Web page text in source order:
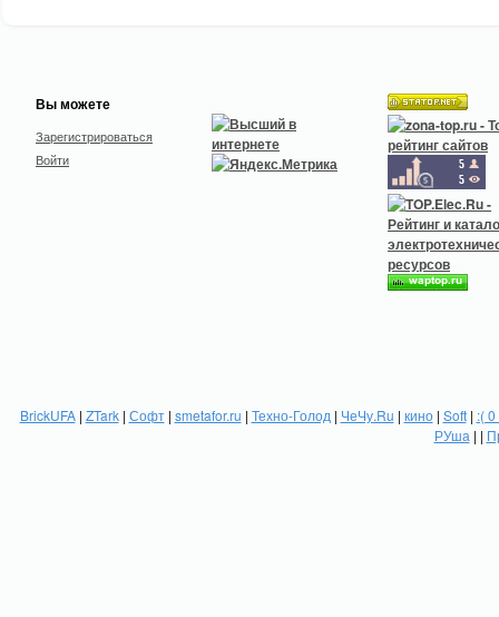
Вы можете
Зарегистрироваться
Войти
BrickUFA| ZTark| Софт| smetafor.ru | Техно-Голод | ЧеЧу.Ru | кино| Soft| :(
РУша | |